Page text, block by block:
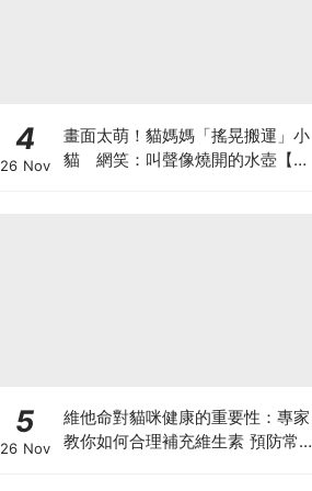
4
26 Nov
畫面太萌！貓媽媽「搖晃搬運」小
貓 網笑：叫聲像燒開的水壺【有
5
26 Nov
維他命對貓咪健康的重要性：專家
教你如何合理補充維生素 預防常見